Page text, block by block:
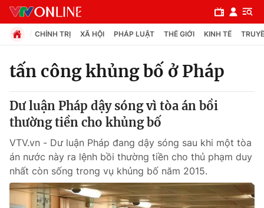
Chuyên mục
Chính trị
Xã hội
Pháp luật
CHÍNH TRỊ XÃ HỘI PHÁP LUẬT THẾ GIỚI KINH TẾ
tấn công khủng bố ở Pháp
Dư luận Pháp dậy sóng vì tòa án bồi
thường tiền cho khủng bố
VTV.vn - Dư luận Pháp đang dậy sóng sau khi một tòa
án nước này ra lệnh bồi thường tiền cho thủ phạm duy
nhất còn sống trong vụ khủng bố năm 2015.